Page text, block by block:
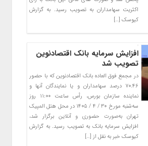
اکثریت سهامداران به تصویب رسید. به گزارش
کیوسک […]
افزایش سرمایه بانک اقتصادنوین
تصویب شد
در مجمع فوق العاده بانک اقتصادنوین که با حضور
۷۰.۴۶ درصد سهامداران و یا نمایندگان آنها و
نماینده سازمان بورس، رأس ساعت ۱۱:۰۰ روز
سه‌شنبه مورخ ۳۰ / ۴ / ۱۴۰۵ در محل هتل المپیک
تهران به‌صورت حضوری و آنلاین برگزار شد،
افزایش سرمایه بانک به تصویب رسید. به گزارش
کیوسک خبر به نقل از […]